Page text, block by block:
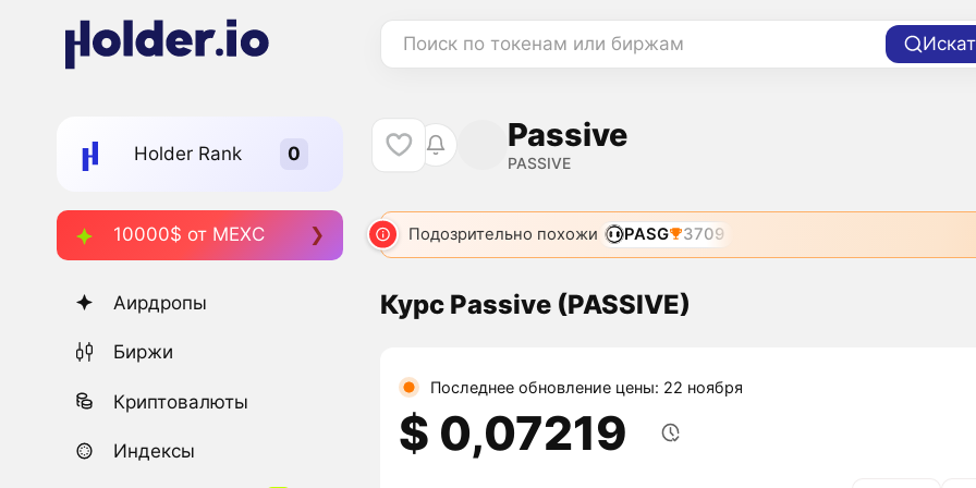
Поиск по токенам или биржам
Holder Rank
10000$ от MEXC
Аирдропы
Биржи
Криптовалюты
Индексы
Passive
PASSIVE
Подозрительно похожи PASG 3709
Курс Passive (PASSIVE)
Последнее обновление цены: 22 ноября
$ 0,07219